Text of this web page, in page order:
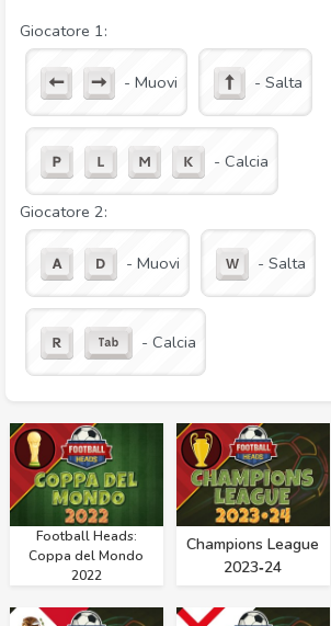
Giocatore 1:
- Muovi - Salta
- Calcia
Giocatore 2:
- Muovi - Salta
- Calcia
Football Heads:
Coppa del Mondo
2022
Champions League
2023‑24